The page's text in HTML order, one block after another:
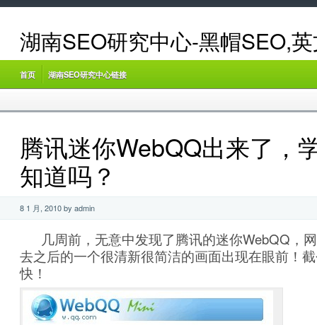
湖南SEO研究中心-黑帽SEO,
首页 湖南SEO研究中心链接
腾讯迷你WebQQ出来了，
知道吗？
8 1 月, 2010 by admin
几周前，无意中发现了腾讯的迷你WebQQ，
去之后的一个很清新很简洁的画面出现在眼前！
快！